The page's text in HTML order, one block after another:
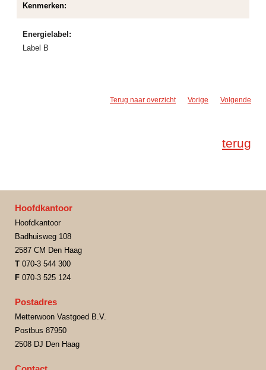
Kenmerken:
Energielabel:
Label B
Terug naar overzicht Vorige Volgende
terug
Hoofdkantoor
Hoofdkantoor
Badhuisweg 108
2587 CM Den Haag
T 070-3 544 300
F 070-3 525 124
Postadres
Metterwoon Vastgoed B.V.
Postbus 87950
2508 DJ Den Haag